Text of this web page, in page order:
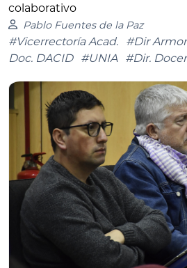
colaborativo
Pablo Fuentes de la Paz
#Vicerrectoría Acad.
#Dir
Doc. DACID
#UNIA #Dir.